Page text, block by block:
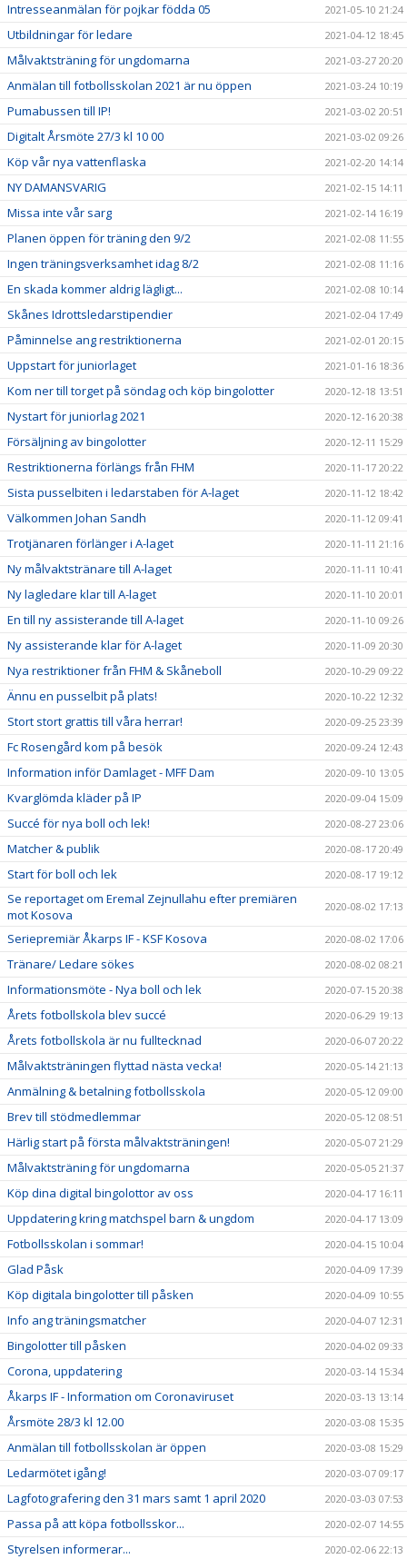
Intresseanmälan för pojkar födda 05 2021-05-10 21:24
Utbildningar för ledare 2021-04-12 18:45
Målvaktsträning för ungdomarna 2021-03-27 20:20
Anmälan till fotbollsskolan 2021 är nu öppen 2021-03-24 10:19
Pumabussen till IP! 2021-03-02 20:51
Digitalt Årsmöte 27/3 kl 10 00 2021-03-02 09:26
Köp vår nya vattenflaska 2021-02-20 14:14
NY DAMANSVARIG 2021-02-15 14:11
Missa inte vår sarg 2021-02-14 16:19
Planen öppen för träning den 9/2 2021-02-08 11:55
Ingen träningsverksamhet idag 8/2 2021-02-08 11:16
En skada kommer aldrig lägligt... 2021-02-08 10:14
Skånes Idrottsledarstipendier 2021-02-04 17:49
Påminnelse ang restriktionerna 2021-02-01 20:15
Uppstart för juniorlaget 2021-01-16 18:36
Kom ner till torget på söndag och köp bingolotter 2020-12-18 13:51
Nystart för juniorlag 2021 2020-12-16 20:38
Försäljning av bingolotter 2020-12-11 15:29
Restriktionerna förlängs från FHM 2020-11-17 20:22
Sista pusselbiten i ledarstaben för A-laget 2020-11-12 18:42
Välkommen Johan Sandh 2020-11-12 09:41
Trotjänaren förlänger i A-laget 2020-11-11 21:16
Ny målvaktstränare till A-laget 2020-11-11 10:41
Ny lagledare klar till A-laget 2020-11-10 20:01
En till ny assisterande till A-laget 2020-11-10 09:26
Ny assisterande klar för A-laget 2020-11-09 20:30
Nya restriktioner från FHM & Skåneboll 2020-10-29 09:22
Ännu en pusselbit på plats! 2020-10-22 12:32
Stort stort grattis till våra herrar! 2020-09-25 23:39
Fc Rosengård kom på besök 2020-09-24 12:43
Information inför Damlaget - MFF Dam 2020-09-10 13:05
Kvarglömda kläder på IP 2020-09-04 15:09
Succé för nya boll och lek! 2020-08-27 23:06
Matcher & publik 2020-08-17 20:49
Start för boll och lek 2020-08-17 19:12
Se reportaget om Eremal Zejnullahu efter premiären
mot Kosova
2020-08-02 17:13
Seriepremiär Åkarps IF - KSF Kosova 2020-08-02 17:06
Tränare/ Ledare sökes 2020-08-02 08:21
Informationsmöte - Nya boll och lek 2020-07-15 20:38
Årets fotbollskola blev succé 2020-06-29 19:13
Årets fotbollskola är nu fulltecknad 2020-06-07 20:22
Målvaktsträningen flyttad nästa vecka! 2020-05-14 21:13
Anmälning & betalning fotbollsskola 2020-05-12 09:00
Brev till stödmedlemmar 2020-05-12 08:51
Härlig start på första målvaktsträningen! 2020-05-07 21:29
Målvaktsträning för ungdomarna 2020-05-05 21:37
Köp dina digital bingolottor av oss 2020-04-17 16:11
Uppdatering kring matchspel barn & ungdom 2020-04-17 13:09
Fotbollsskolan i sommar! 2020-04-15 10:04
Glad Påsk 2020-04-09 17:39
Köp digitala bingolotter till påsken 2020-04-09 10:55
Info ang träningsmatcher 2020-04-07 12:31
Bingolotter till påsken 2020-04-02 09:33
Corona, uppdatering 2020-03-14 15:34
Åkarps IF - Information om Coronaviruset 2020-03-13 13:14
Årsmöte 28/3 kl 12.00 2020-03-08 15:35
Anmälan till fotbollsskolan är öppen 2020-03-08 15:29
Ledarmötet igång! 2020-03-07 09:17
Lagfotografering den 31 mars samt 1 april 2020 2020-03-03 07:53
Passa på att köpa fotbollsskor... 2020-02-07 14:55
Styrelsen informerar... 2020-02-06 22:13